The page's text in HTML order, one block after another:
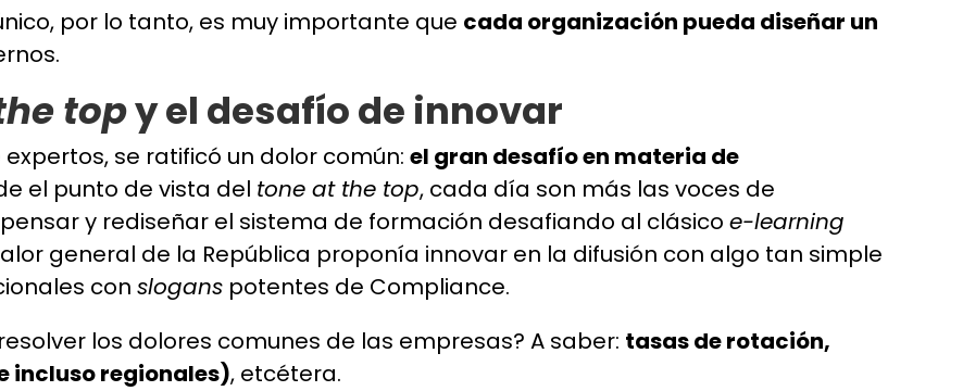
por lo tanto, es muy importante que cada organización pueda diseñar un
topy el desafío de innovar
se ratificó un dolor común:el gran desafío en materia de
el punto de vista del tone at the top, cada día son más las voces de
y rediseñar el sistema de formación desafiando al clásicoe-learning
general de la República proponía innovar en la difusión con algo tan simple
conslogans potentes de Compliance.
los dolores comunes de las empresas? A saber: tasas de rotación,
incluso regionales), etcétera.